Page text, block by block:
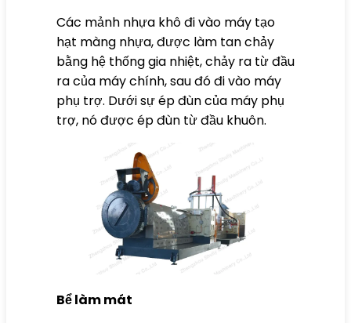
Các mảnh nhựa khô đi vào máy tạo
hạt màng nhựa, được làm tan chảy
bằng hệ thống gia nhiệt, chảy ra từ đầu
ra của máy chính, sau đó đi vào máy
phụ trợ. Dưới sự ép đùn của máy phụ
trợ, nó được ép đùn từ đầu khuôn.
Bể làm mát